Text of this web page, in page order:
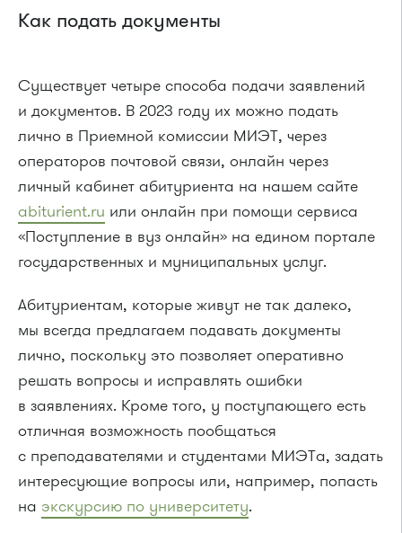
Как подать документы
Существует четыре способа подачи заявлений
и документов. В 2023 году их можно подать
лично в Приемной комиссии МИЭТ, через
операторов почтовой связи, онлайн через
личный кабинет абитуриента на нашем сайте
abiturient.ru или онлайн при помощи сервиса
«Поступление в вуз онлайн» на едином портале
государственных и муниципальных услуг.
Абитуриентам, которые живут не так далеко,
мы всегда предлагаем подавать документы
лично, поскольку это позволяет оперативно
решать вопросы и исправлять ошибки
в заявлениях. Кроме того, у поступающего есть
отличная возможность пообщаться
с преподавателями и студентами МИЭТа, задать
интересующие вопросы или, например, попасть
на экскурсию по университету.